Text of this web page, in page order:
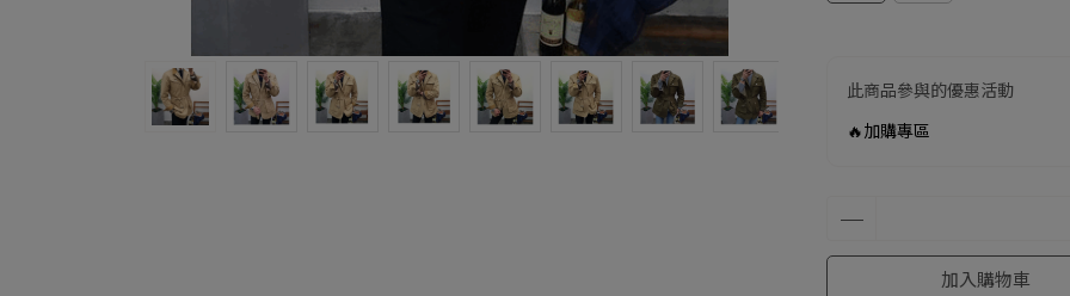
此商品參與的優惠活動
🔥加購專區
加入購物車